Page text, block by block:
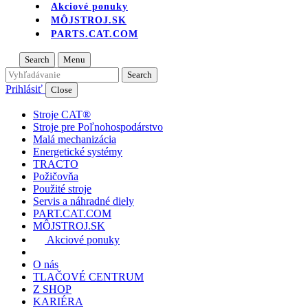
Akciové ponuky
MÔJSTROJ.SK
PARTS.CAT.COM
Search Menu
Prihlásiť Close
Stroje CAT®
Stroje pre Poľnohospodárstvo
Malá mechanizácia
Energetické systémy
TRACTO
Požičovňa
Použité stroje
Servis a náhradné diely
PART.CAT.COM
MÔJSTROJ.SK
Akciové ponuky
O nás
TLAČOVÉ CENTRUM
Z SHOP
KARIÉRA